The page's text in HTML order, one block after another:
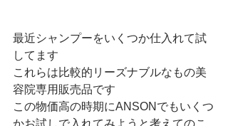
最近シャンプーをいくつか仕入れて試
してます
これらは比較的リーズナブルなもの美
容院専用販売品です
この物価高の時期にANSONでもいくつ
かお試しで入れてみようと考えてのこ